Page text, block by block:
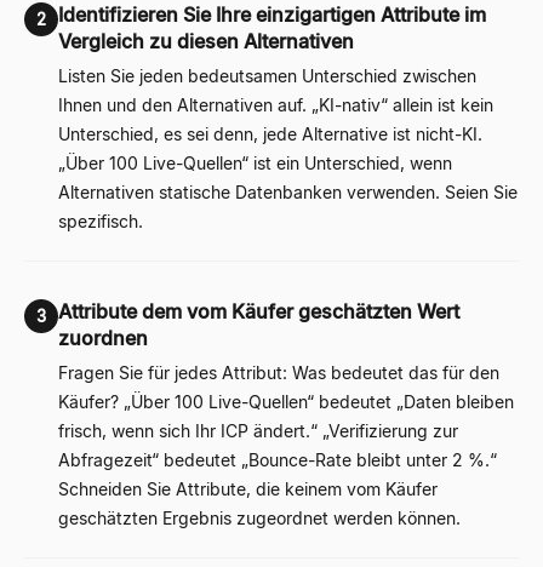
2
Identifizieren Sie Ihre einzigartigen Attribute im
Vergleich zu diesen Alternativen
Listen Sie jeden bedeutsamen Unterschied zwischen
Ihnen und den Alternativen auf. „KI-nativ“ allein ist kein
Unterschied, es sei denn, jede Alternative ist nicht-KI.
„Über 100 Live-Quellen“ ist ein Unterschied, wenn
Alternativen statische Datenbanken verwenden. Seien Sie
spezifisch.
3
Attribute dem vom Käufer geschätzten Wert
zuordnen
Fragen Sie für jedes Attribut: Was bedeutet das für den
Käufer? „Über 100 Live-Quellen“ bedeutet „Daten bleiben
frisch, wenn sich Ihr ICP ändert.“ „Verifizierung zur
Abfragezeit“ bedeutet „Bounce-Rate bleibt unter 2 %.“
Schneiden Sie Attribute, die keinem vom Käufer
geschätzten Ergebnis zugeordnet werden können.